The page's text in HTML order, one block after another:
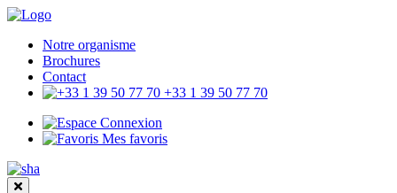
Notre organisme
Brochures
Contact
+33 1 39 50 77 70
Connexion
Mes favoris